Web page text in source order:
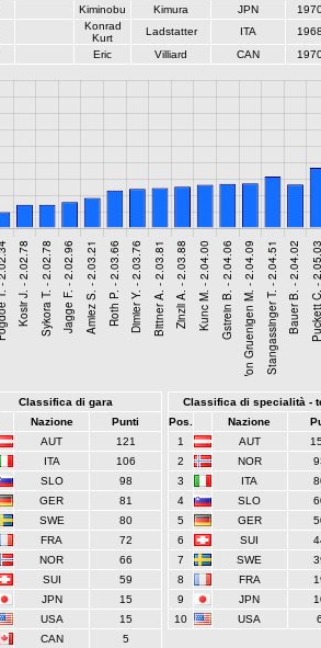
Kiminobu Kimura JPN
Konrad
Kurt
Ladstatter ITA 1968
Eric Villiard CAN
Classifica di gara
Nazione
Punti
AUT
121
ITA
106
SLO
98
GER
81
SWE
80
FRA
72
NOR
66
SUI
59
JPN
15
USA
15
CAN 5
Classifica di specialità -
Pos.
Nazione
1
AUT
2
NOR
3
ITA
4
SLO
5
GER
6
SUI
7
SWE
8
FRA
9
JPN
10
USA